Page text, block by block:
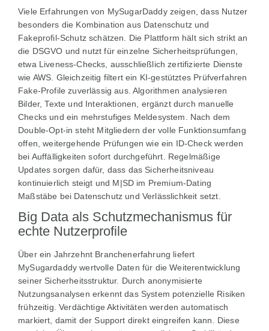
Viele Erfahrungen von MySugarDaddy zeigen, dass Nutzer
besonders die Kombination aus Datenschutz und
Fakeprofil-Schutz schätzen. Die Plattform hält sich strikt an
die DSGVO und nutzt für einzelne Sicherheitsprüfungen,
etwa Liveness-Checks, ausschließlich zertifizierte Dienste
wie AWS. Gleichzeitig filtert ein KI-gestütztes Prüfverfahren
Fake-Profile zuverlässig aus. Algorithmen analysieren
Bilder, Texte und Interaktionen, ergänzt durch manuelle
Checks und ein mehrstufiges Meldesystem. Nach dem
Double-Opt-in steht Mitgliedern der volle Funktionsumfang
offen, weitergehende Prüfungen wie ein ID-Check werden
bei Auffälligkeiten sofort durchgeführt. Regelmäßige
Updates sorgen dafür, dass das Sicherheitsniveau
kontinuierlich steigt und M|SD im Premium-Dating
Maßstäbe bei Datenschutz und Verlässlichkeit setzt.
Big Data als Schutzmechanismus für
echte Nutzerprofile
Über ein Jahrzehnt Branchenerfahrung liefert
MySugardaddy wertvolle Daten für die Weiterentwicklung
seiner Sicherheitsstruktur. Durch anonymisierte
Nutzungsanalysen erkennt das System potenzielle Risiken
frühzeitig. Verdächtige Aktivitäten werden automatisch
markiert, damit der Support direkt eingreifen kann. Diese